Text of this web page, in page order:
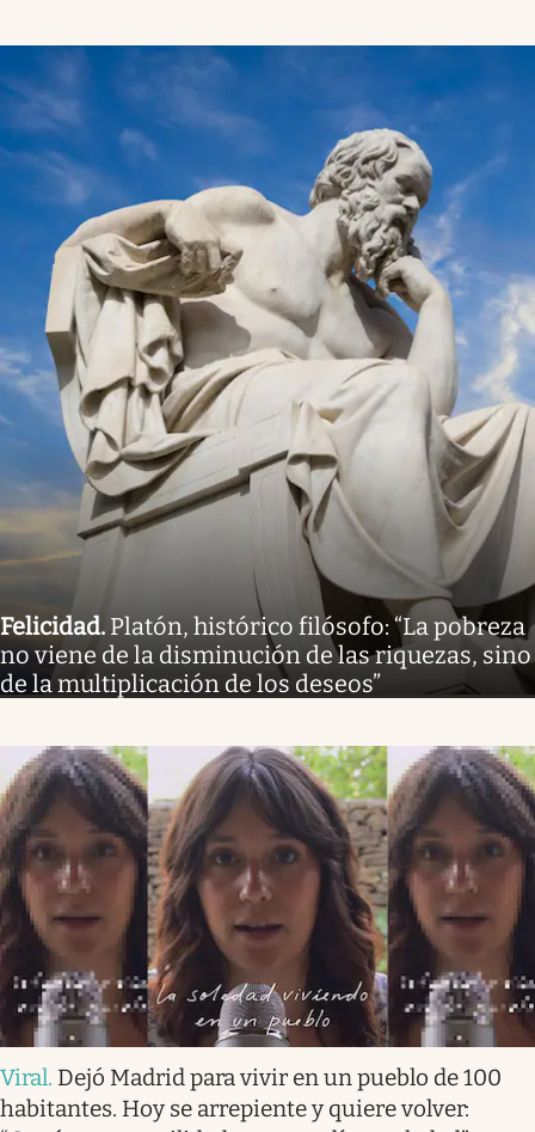
Felicidad. Platón, histórico filósofo: “La pobreza
no viene de la disminución de las riquezas, sino
de la multiplicación de los deseos”
Viral. Dejó Madrid para vivir en un pueblo de 100
habitantes. Hoy se arrepiente y quiere volver: